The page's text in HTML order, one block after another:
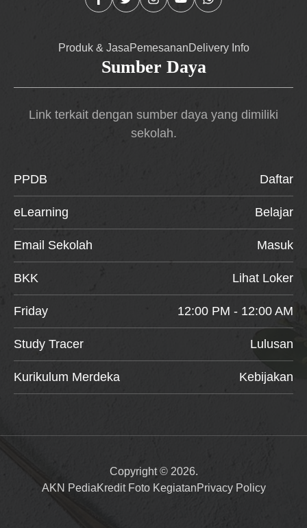
Produk & JasaPemesananDelivery Info
Sumber Daya
Link terkait dengan sumber daya yang dimiliki
sekolah.
PPDB Daftar
eLearning Belajar
Email Sekolah Masuk
BKK Lihat Loker
Friday 12:00 PM - 12:00 AM
Study Tracer Lulusan
Kurikulum Merdeka Kebijakan
Copyright © 2026.
AKN PediaKredit Foto KegiatanPrivacy Policy